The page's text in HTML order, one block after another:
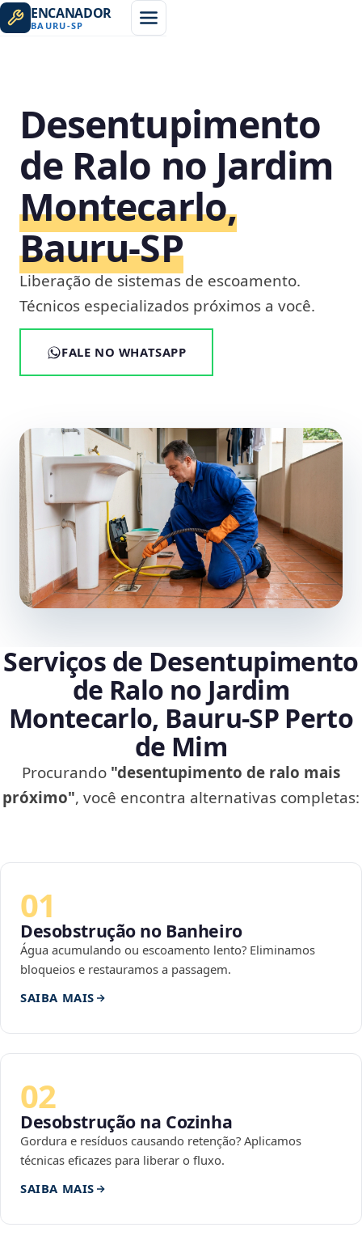
ENCANADOR
BAURU-SP
Desentupimento
de Ralo no Jardim
Montecarlo,
Bauru‑SP
Liberação de sistemas de escoamento.
Técnicos especializados próximos a você.
FALE NO WHATSAPP
Serviços de Desentupimento
de Ralo no Jardim
Montecarlo, Bauru‑SP Perto
de Mim
Procurando "desentupimento de ralo mais
próximo", você encontra alternativas completas:
01
Desobstrução no Banheiro
Água acumulando ou escoamento lento? Eliminamos
bloqueios e restauramos a passagem.
SAIBA MAIS
02
Desobstrução na Cozinha
Gordura e resíduos causando retenção? Aplicamos
técnicas eficazes para liberar o fluxo.
SAIBA MAIS